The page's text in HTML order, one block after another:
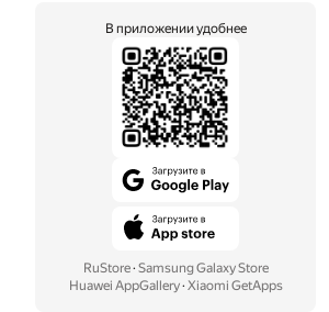
В приложении удобнее
RuStore· Samsung Galaxy Store
Huawei AppGallery· Xiaomi GetApps